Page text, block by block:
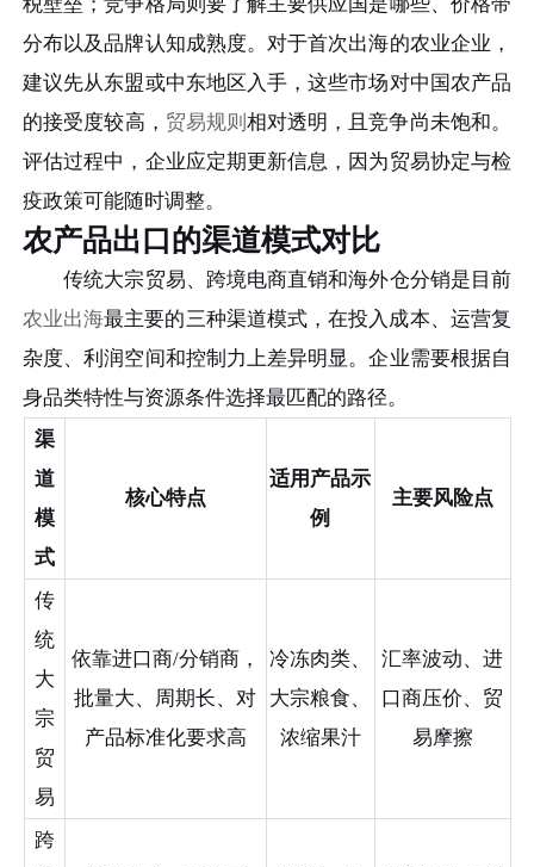
分布以及品牌认知成熟度。对于首次出海的农业企业，
建议先从东盟或中东地区入手，这些市场对中国农产品
的接受度较高， 贸易规则 相对透明，且竞争尚未饱和。
评估过程中，企业应定期更新信息，因为贸易协定与检
疫政策可能随时调整。
农产品出口的渠道模式对比
传统大宗贸易、跨境电商直销和海外仓分销是目前
农业出海最主要的三种渠道模式，在投入成本、运营复
杂度、利润空间和控制力上差异明显。企业需要根据自
身品类特性与资源条件选择最匹配的路径。
渠
道
模
式
核心特点
适用产品示
例
主要风险点
传
统
大
宗
贸
易
依靠进口商/分销商，
批量大、周期长、对
产品标准化要求高
冷冻肉类、
大宗粮食、
浓缩果汁
汇率波动、进
口商压价、贸
易摩擦
跨